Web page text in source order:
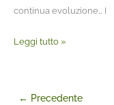
continua evoluzione… I
Leggi tutto »
← Precedente